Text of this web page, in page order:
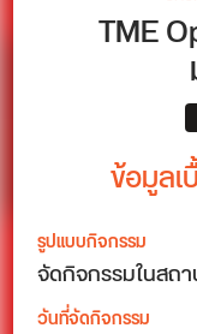
TME
ข้อมูล
รูปแบบกิจกรรม
จัดกิจกรรมในสถ
วันที่จัดกิจกรรม